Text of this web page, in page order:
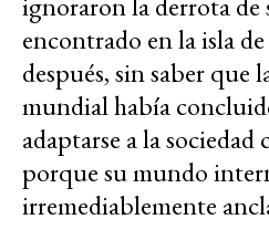
encontrado en la isla
después, sin saber que
mundial había
adaptarse a la
porque su mundo
irremediablemente